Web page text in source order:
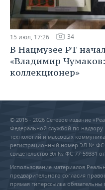
15 июл, 17:26 34
В Нацмузее РТ
«Владимир
коллекционер»
© 2015 - 2026 Сетевое издание
Федеральной службой по
технологий и массовых
регистрационный номер ЭЛ № ФС
свидетельство Эл № ФС 77-59331
Использование материалов
предварительного согласия
прямая гиперссылка